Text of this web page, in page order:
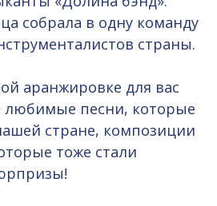
собрала в одну команду
страны.
аранжировке для вас
любимые песни, которые
стране, композиции
тоже стали